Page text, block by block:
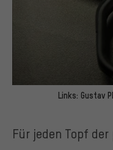
Links: Gustav
Für jeden Topf